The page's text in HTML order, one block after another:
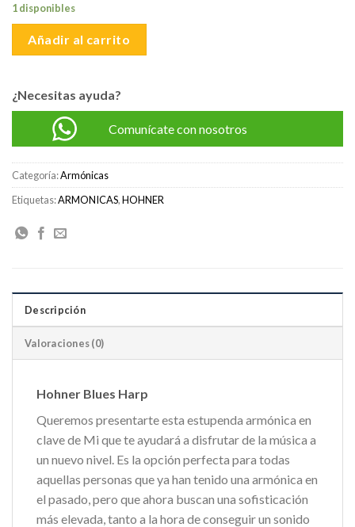
1 disponibles
Añadir al carrito
¿Necesitas ayuda?
Comunícate con nosotros
Categoría:Armónicas
Etiquetas:ARMONICAS,HOHNER
Descripción
Valoraciones (0)
Hohner Blues Harp
Queremos presentarte esta estupenda armónica en
clave de Mi que te ayudará a disfrutar de la música a
un nuevo nivel. Es la opción perfecta para todas
aquellas personas que ya han tenido una armónica en
el pasado, pero que ahora buscan una sofisticación
más elevada, tanto a la hora de conseguir un sonido